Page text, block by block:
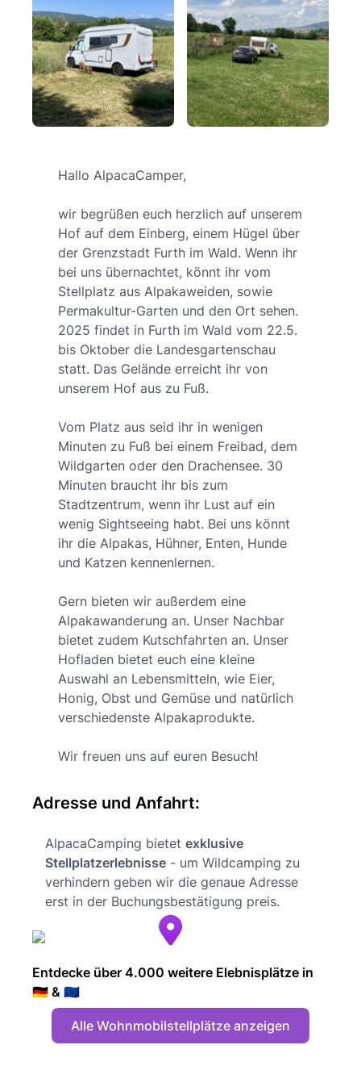
Hallo AlpacaCamper,
wir begrüßen euch herzlich auf unserem
Hof auf dem Einberg, einem Hügel über
der Grenzstadt Furth im Wald. Wenn ihr
bei uns übernachtet, könnt ihr vom
Stellplatz aus Alpakaweiden, sowie
Permakultur-Garten und den Ort sehen.
2025 findet in Furth im Wald vom 22.5.
bis Oktober die Landesgartenschau
statt. Das Gelände erreicht ihr von
unserem Hof aus zu Fuß.
Vom Platz aus seid ihr in wenigen
Minuten zu Fuß bei einem Freibad, dem
Wildgarten oder den Drachensee. 30
Minuten braucht ihr bis zum
Stadtzentrum, wenn ihr Lust auf ein
wenig Sightseeing habt. Bei uns könnt
ihr die Alpakas, Hühner, Enten, Hunde
und Katzen kennenlernen.
Gern bieten wir außerdem eine
Alpakawanderung an. Unser Nachbar
bietet zudem Kutschfahrten an. Unser
Hofladen bietet euch eine kleine
Auswahl an Lebensmitteln, wie Eier,
Honig, Obst und Gemüse und natürlich
verschiedenste Alpakaprodukte.
Wir freuen uns auf euren Besuch!
Adresse und Anfahrt:
AlpacaCamping bietet exklusive
Stellplatzerlebnisse - um Wildcamping zu
verhindern geben wir die genaue Adresse
erst in der Buchungsbestätigung preis.
Entdecke über 4.000 weitere Elebnisplätze in
🇩🇪 & 🇪🇺
Alle Wohnmobilstellplätze anzeigen